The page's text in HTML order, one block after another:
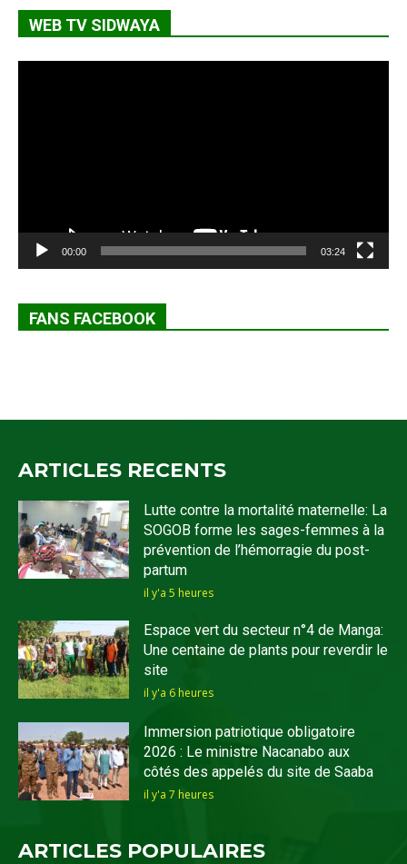
WEB TV SIDWAYA
00:00 03:24
FANS FACEBOOK
ARTICLES RECENTS
Lutte contre la mortalité maternelle: La
SOGOB forme les sages-femmes à la
prévention de l’hémorragie du post-
partum
il y'a 5 heures
Espace vert du secteur n°4 de Manga:
Une centaine de plants pour reverdir le
site
il y'a 6 heures
Immersion patriotique obligatoire
2026 : Le ministre Nacanabo aux
côtés des appelés du site de Saaba
il y'a 7 heures
ARTICLES POPULAIRES